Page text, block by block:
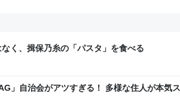
く、揖保乃糸の「パスタ」を食べる
」自治会がアツすぎる！ 多様な住人が本気
交通改善など“街の価値向上”戦略 東京・中央